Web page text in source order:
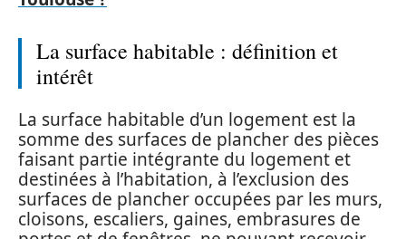
La surface habitable : définition et
intérêt
La surface habitable d’un logement est la
somme des surfaces de plancher des pièces
faisant partie intégrante du logement et
destinées à l’habitation, à l’exclusion des
surfaces de plancher occupées par les murs,
cloisons, escaliers, gaines, embrasures de